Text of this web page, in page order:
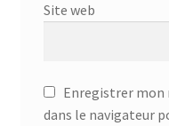
Site web
Enregistrer
dans le navigateur